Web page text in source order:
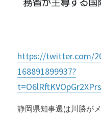
https://twitter.com/
168891899937?
静岡県知事選は川勝が